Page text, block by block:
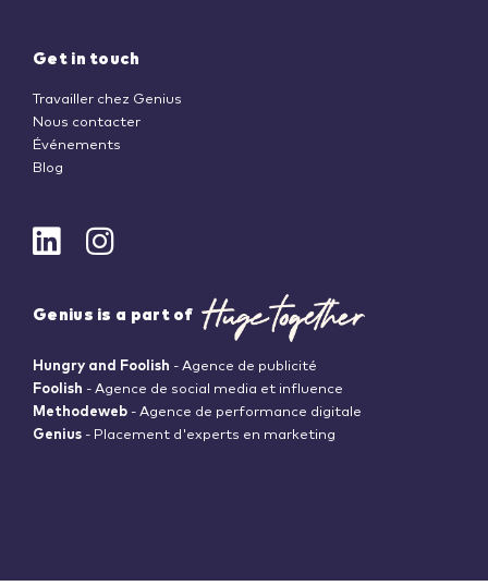
Get in touch
Travailler chez Genius
Nous contacter
Événements
Blog
Genius is a part of
Hungry and Foolish - Agence de publicité
Foolish - Agence de social media et influence
Methodeweb - Agence de performance digitale
Genius - Placement d'experts en marketing